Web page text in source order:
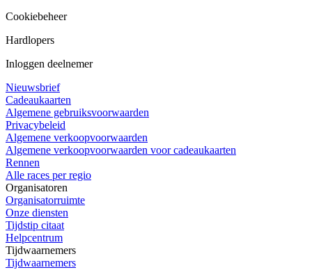
Cookiebeheer
Hardlopers
Inloggen deelnemer
Nieuwsbrief
Cadeaukaarten
Algemene gebruiksvoorwaarden
Privacybeleid
Algemene verkoopvoorwaarden
Algemene verkoopvoorwaarden voor cadeaukaarten
Rennen
Alle races per regio
Organisatoren
Organisatorruimte
Onze diensten
Tijdstip citaat
Helpcentrum
Tijdwaarnemers
Tijdwaarnemers